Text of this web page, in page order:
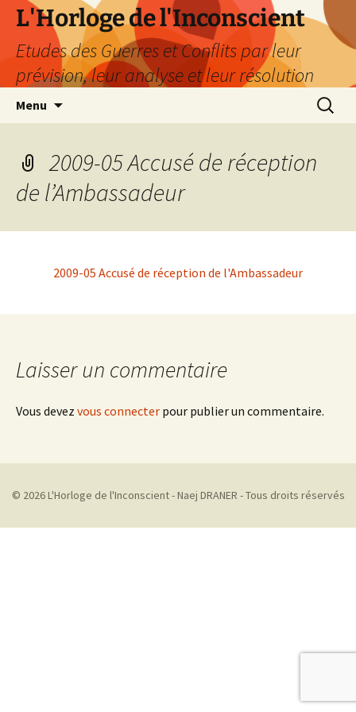
Aller
contenu
L'Horloge de l'Inconscient
Etudes des Guerres et Conflits par leur
prévision, leur analyse et leur résolution
Menu
2009-05 Accusé de réception
de l’Ambassadeur
2009-05 Accusé de réception de l'Ambassadeur
Laisser un commentaire
Vous devez vous connecter pour publier un commentaire.
© 2026 L'Horloge de l'Inconscient - Naej DRANER - Tous droits réservés